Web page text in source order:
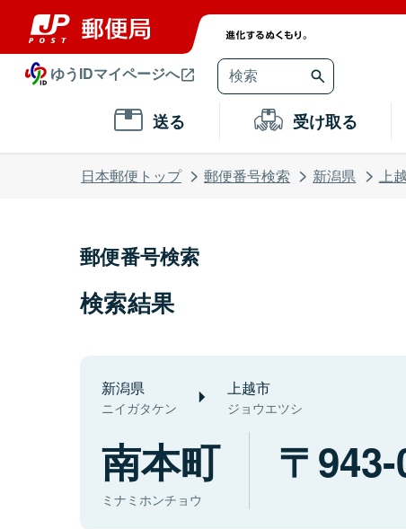
ゆうIDマイページへ
送る 受け取る
日本郵便トップ 郵便番号検索 新潟県 上
郵便番号検索
検索結果
新潟県
ニイガタケン
上越市
ジョウエツシ
南本町
ミナミホンチョウ
943-